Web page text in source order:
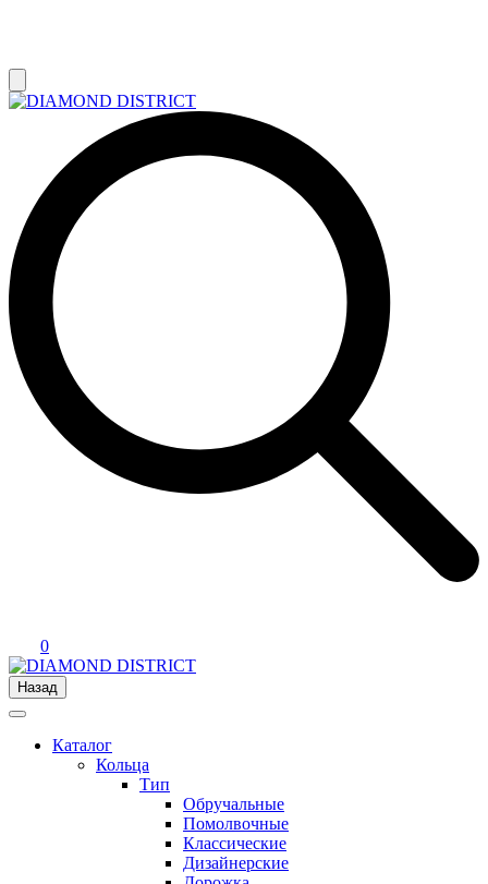
0
Назад
Каталог
Кольца
Тип
Обручальные
Помолвочные
Классические
Дизайнерские